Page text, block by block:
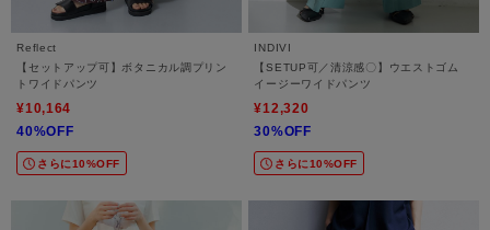
Reflect
【セットアップ可】ボタニカル調プリン
トワイドパンツ
¥10,164
40%OFF
さらに10%OFF
INDIVI
【SETUP可／清涼感〇】ウエストゴム
イージーワイドパンツ
¥12,320
30%OFF
さらに10%OFF